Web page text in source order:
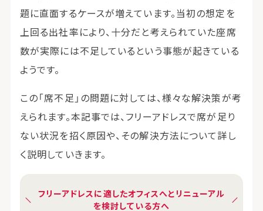
題に直面するケースが増えています。当初の想定を
上回る出社率により、十分だと考えられていた座席
数が実際には不足しているという事態が起きている
ようです。
この「席不足」の問題に対しては、様々な解決策が考
えられます。本記事では、フリーアドレスで席が足り
ない状況を招く原因や、その解決方法について詳し
く説明していきます。
フリーアドレスに適したオフィスへとリニューアル
を検討している方へ